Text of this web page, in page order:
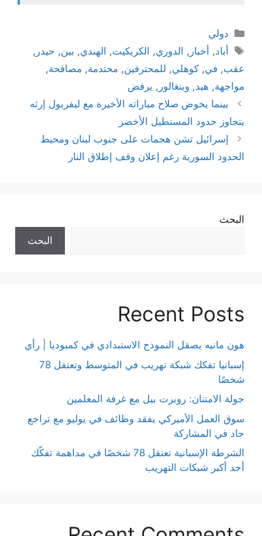
التصنيفات
دولي
الوسوم
أباد, أخبار , الدوري, الكريكيت, الهندي, بين, حيدر ,
عقب, في, كوهلي, للمحترفين, محتدمة, مصافحة,
مواجهة, هيد, وبنغالور , يرفض
بينما يخوض صلاح مباراته الأخيرة مع ليفربول إرثه
يتجاوز حدود المستطيل الأخضر
إسرائيل تشن هجمات على جنوب لبنان ومحيط
الحدود السورية رغم إعلان وقف إطلاق النار
البحث
البحث
Recent Posts
هون مانيه يصقل النموذج الاستبدادي في كمبوديا | رأي
إسبانيا تفكك شبكة تهريب في المتوسط وتعتقل 78
شخصًا
جولة الامتنان: روبرت بيل مع غرفة المعلمين
سوق العمل الأميركي يفقد وظائف في يوليو مع تراجع
حاد في المشاركة
الشرطة الإسبانية تعتقل 78 شخصًا في مداهمة تفكّك
أحد أكبر شبكات التهريب